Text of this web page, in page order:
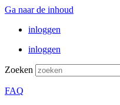
Ga naar de inhoud
inloggen
inloggen
Zoeken
FAQ